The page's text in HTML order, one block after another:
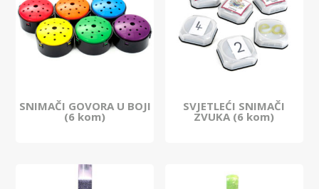
SNIMAČI GOVORA U BOJI
(6 kom)
SVJETLEĆI SNIMAČI
ZVUKA (6 kom)